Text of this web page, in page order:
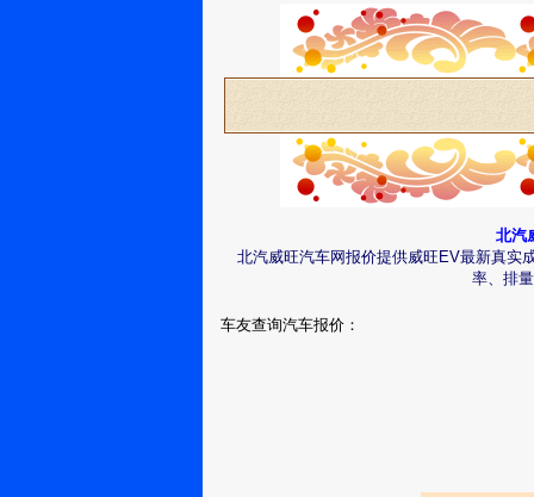
北汽
北汽威旺汽车网报价提供威旺EV最新真实
率、排
车友查询汽车报价：